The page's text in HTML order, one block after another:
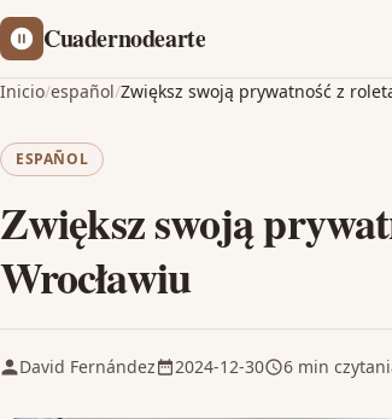
Cuadernodearte
Inicio/español/Zwiększ swoją prywatność z
ESPAÑOL
Zwiększ swoją
Wrocławiu
David Fernández 2024-12-30 6 min